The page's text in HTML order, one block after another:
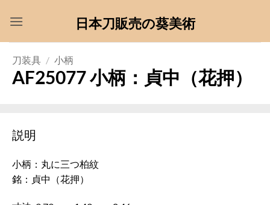
日本刀販売の葵美術
刀装具 / 小柄
AF25077 小柄：貞中（花押）
説明
小柄：丸に三つ柏紋
銘：貞中（花押）